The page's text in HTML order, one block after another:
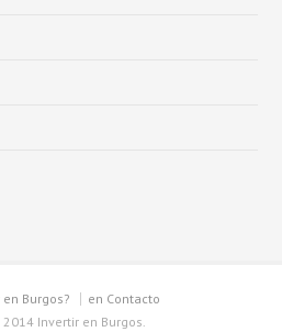
Burgos?
en Contacto
Invertir en Burgos.